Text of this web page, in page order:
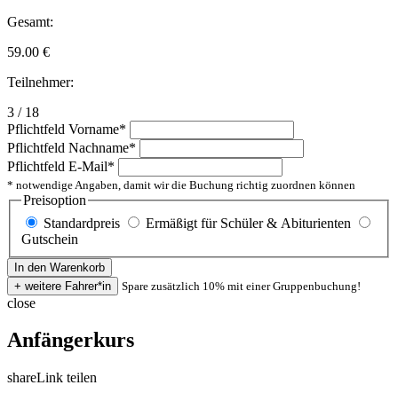
Gesamt:
59.00 €
Teilnehmer:
3 / 18
Pflichtfeld Vorname*
Pflichtfeld Nachname*
Pflichtfeld E-Mail*
* notwendige Angaben, damit wir die Buchung richtig zuordnen können
Preisoption
Standardpreis
Ermäßigt für Schüler & Abiturienten
Gutschein
Spare zusätzlich 10% mit einer Gruppenbuchung!
close
Anfängerkurs
shareLink teilen